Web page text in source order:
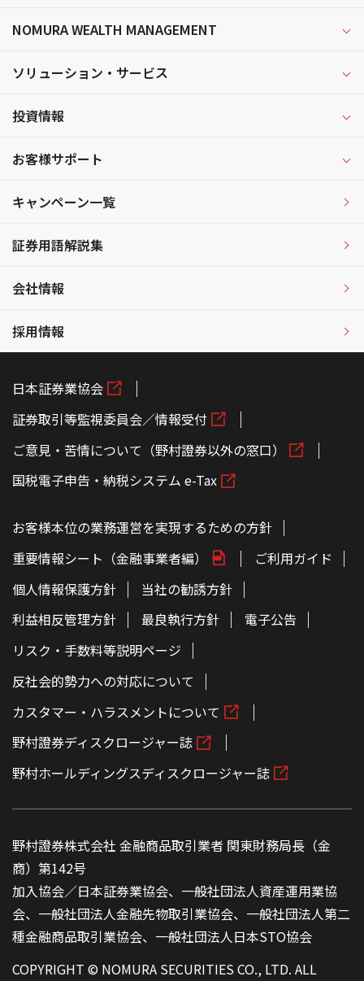
NOMURA WEALTH MANAGEMENT
ソリューション・サービス
投資情報
お客様サポート
キャンペーン一覧
証券用語解説集
会社情報
採用情報
日本証券業協会
証券取引等監視委員会／情報受付
ご意見・苦情について（野村證券以外の窓口）
国税電子申告・納税システム e-Tax
お客様本位の業務運営を実現するための方針
重要情報シート（金融事業者編）
ご利用ガイド
個人情報保護方針
当社の勧誘方針
利益相反管理方針
最良執行方針
電子公告
リスク・手数料等説明ページ
反社会的勢力への対応について
カスタマー・ハラスメントについて
野村證券ディスクロージャー誌
野村ホールディングスディスクロージャー誌
野村證券株式会社 金融商品取引業者 関東財務局長（金
商）第142号
加入協会／日本証券業協会、一般社団法人資産運用業協
会、一般社団法人金融先物取引業協会、一般社団法人第二
種金融商品取引業協会、一般社団法人日本STO協会
COPYRIGHT © NOMURA SECURITIES CO., LTD. ALL